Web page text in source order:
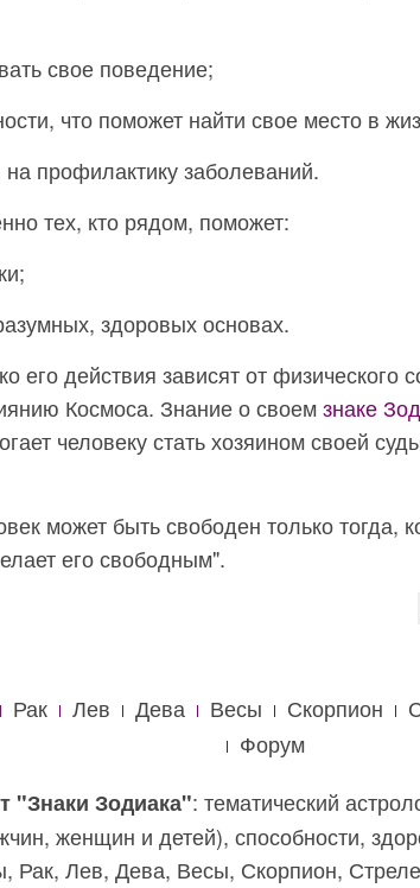
свое поведение;
что поможет найти свое место в
профилактику заболеваний.
тех, кто рядом, поможет:
здоровых основах.
его действия зависят от физического
Космоса. Знание о своемзнаке
человеку стать хозяином своей
может быть свободен только тогда,
его свободным".
Рак Лев Дева Весы Скорпион
Форум
"Знаки Зодиака": тематический
женщин и детей), способности,
Рак, Лев, Дева, Весы, Скорпион,